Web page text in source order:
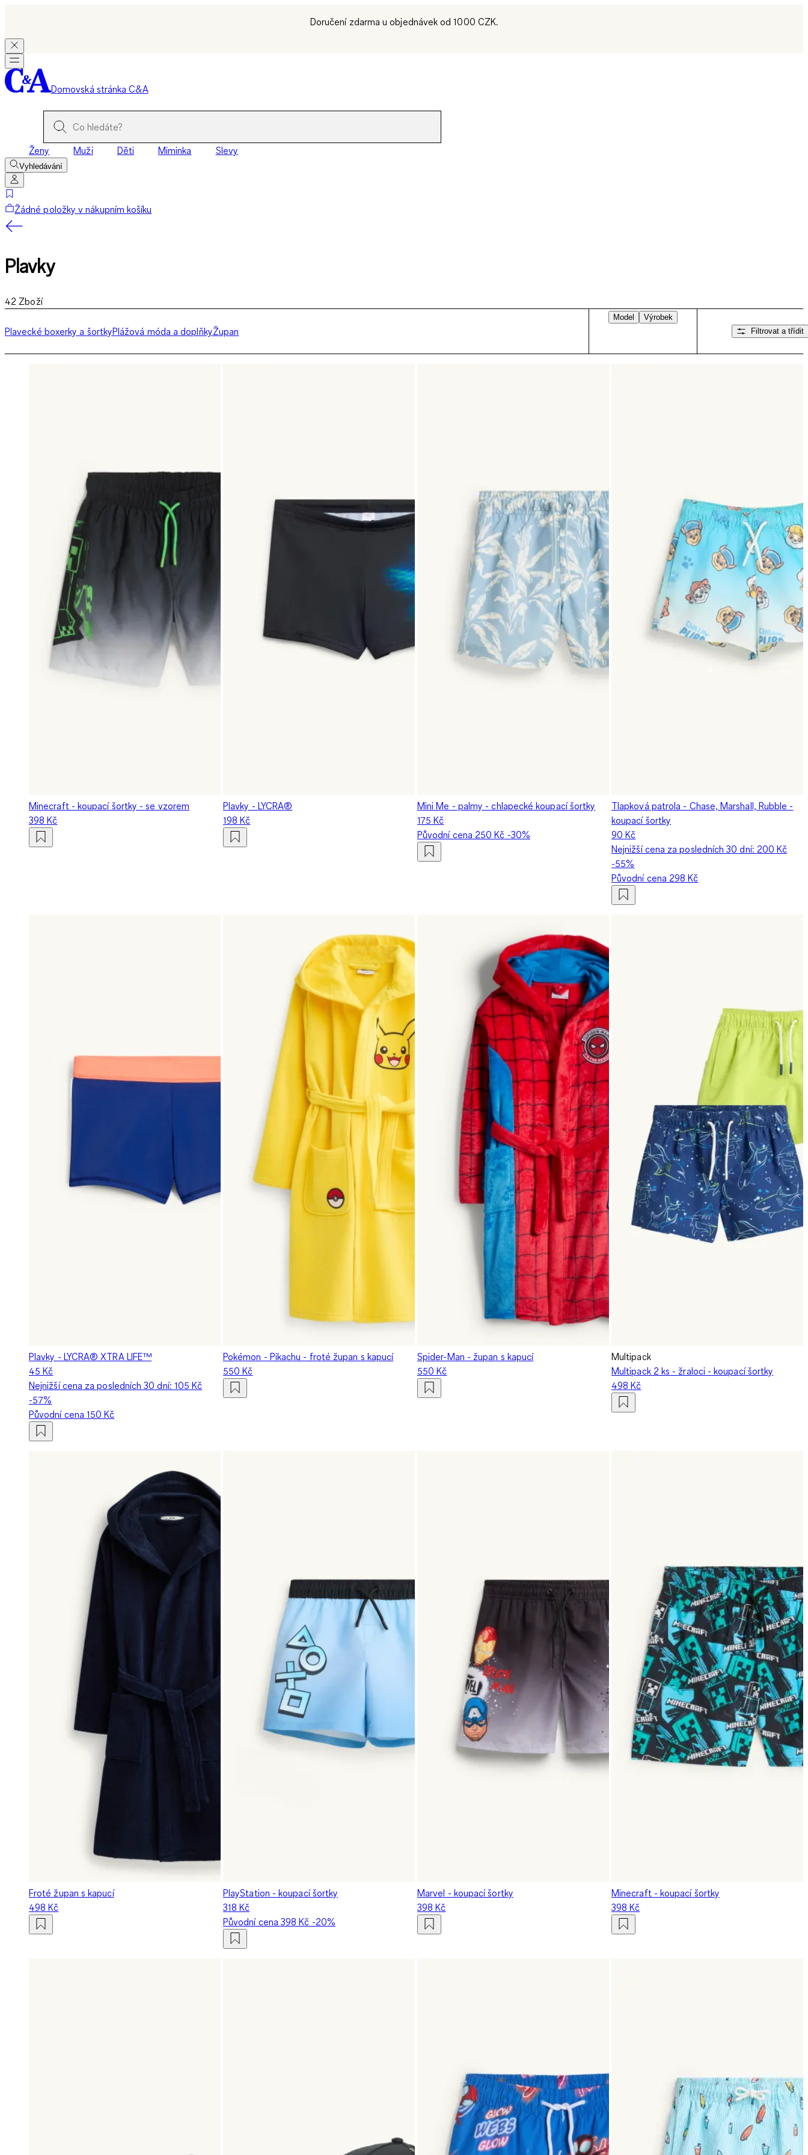
Doručení zdarma u objednávek od 1000 CZK.
Domovská stránka C&A
Ženy Muži Děti Miminka Slevy
Vyhledávání
Žádné položky v nákupním košíku
Plavky
42 Zboží
Plavecké boxerky a šortkyPlážová móda a doplňkyŽupan
Model
Výrobek
Filtrovat a třídit
Minecraft - koupací šortky - se vzorem
398 Kč
Plavky - LYCRA®
198 Kč
Mini Me - palmy - chlapecké koupací šortky
175 Kč
Původní cena 250 Kč -30%
Tlapková patrola - Chase, Marshall, Rubble -
koupací šortky
90 Kč
Nejnižší cena za posledních 30 dní: 200 Kč
-55%
Původní cena 298 Kč
Plavky - LYCRA® XTRA LIFE™
45 Kč
Nejnižší cena za posledních 30 dní: 105 Kč
-57%
Původní cena150 Kč
Pokémon - Pikachu - froté župan s kapucí
550 Kč
Spider-Man - župan s kapucí
550 Kč
Multipack
Multipack 2 ks - žraloci - koupací šortky
498 Kč
Froté župan s kapucí
498 Kč
PlayStation - koupací šortky
318 Kč
Původní cena398 Kč -20%
Marvel - koupací šortky
398 Kč
Minecraft - koupací šortky
398 Kč